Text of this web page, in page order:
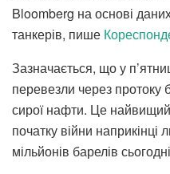
Bloomberg на основі
танкерів, пише
Зазначається, що у
перевезли через протоку
сирої нафти. Це
початку війни наприкінці
мільйонів барелів